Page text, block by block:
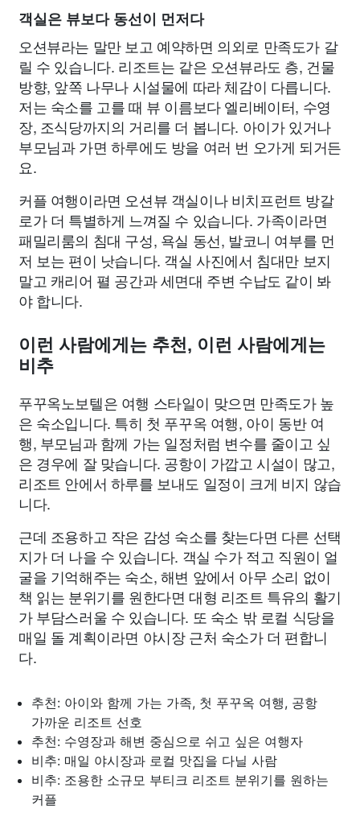
객실은 뷰보다 동선이 먼저다
오션뷰라는 말만 보고 예약하면 의외로 만족도가 갈
릴 수 있습니다. 리조트는 같은 오션뷰라도 층, 건물
방향, 앞쪽 나무나 시설물에 따라 체감이 다릅니다.
저는 숙소를 고를 때 뷰 이름보다 엘리베이터, 수영
장, 조식당까지의 거리를 더 봅니다. 아이가 있거나
부모님과 가면 하루에도 방을 여러 번 오가게 되거든
요.
커플 여행이라면 오션뷰 객실이나 비치프런트 방갈
로가 더 특별하게 느껴질 수 있습니다. 가족이라면
패밀리룸의 침대 구성, 욕실 동선, 발코니 여부를 먼
저 보는 편이 낫습니다. 객실 사진에서 침대만 보지
말고 캐리어 펼 공간과 세면대 주변 수납도 같이 봐
야 합니다.
이런 사람에게는 추천, 이런 사람에게는
비추
푸꾸옥노보텔은 여행 스타일이 맞으면 만족도가 높
은 숙소입니다. 특히 첫 푸꾸옥 여행, 아이 동반 여
행, 부모님과 함께 가는 일정처럼 변수를 줄이고 싶
은 경우에 잘 맞습니다. 공항이 가깝고 시설이 많고,
리조트 안에서 하루를 보내도 일정이 크게 비지 않습
니다.
근데 조용하고 작은 감성 숙소를 찾는다면 다른 선택
지가 더 나을 수 있습니다. 객실 수가 적고 직원이 얼
굴을 기억해주는 숙소, 해변 앞에서 아무 소리 없이
책 읽는 분위기를 원한다면 대형 리조트 특유의 활기
가 부담스러울 수 있습니다. 또 숙소 밖 로컬 식당을
매일 돌 계획이라면 야시장 근처 숙소가 더 편합니
다.
추천: 아이와 함께 가는 가족, 첫 푸꾸옥 여행, 공항
가까운 리조트 선호
추천: 수영장과 해변 중심으로 쉬고 싶은 여행자
비추: 매일 야시장과 로컬 맛집을 다닐 사람
비추: 조용한 소규모 부티크 리조트 분위기를 원하는
커플